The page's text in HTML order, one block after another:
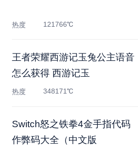
热度 121766℃
王者荣耀西游记玉兔公主语音
怎么获得 西游记玉
热度 348171℃
Switch怒之铁拳4金手指代码
作弊码大全（中文版